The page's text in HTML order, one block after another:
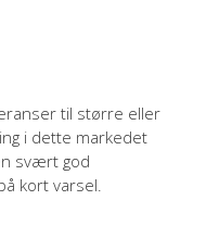
til større eller
i dette markedet
svært god
kort varsel.